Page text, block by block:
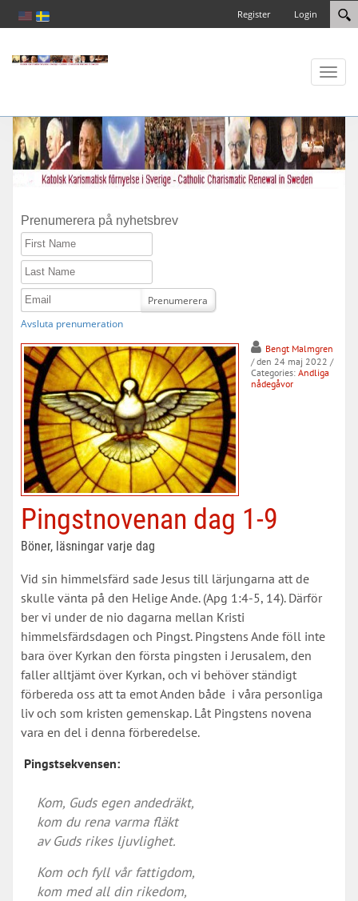
Login
Register
Toggle
Prenumerera på nyhetsbrev
First Name
Last Name
Email
Prenumerera
Avsluta prenumeration
Bengt Malmgren
/ den 24 maj 2022 /
Categories: Andliga
nådegåvor
Pingstnovenan dag 1-9
Böner, läsningar varje dag
Vid sin himmelsfärd sade Jesus till lärjungarna att de
skulle vänta på den Helige Ande. (Apg 1:4-5, 14). Därför
ber vi under de nio dagarna mellan Kristi
himmelsfärdsdagen och Pingst. Pingstens Ande föll inte
bara över Kyrkan den första pingsten i Jerusalem, den
faller alltjämt över Kyrkan, och vi behöver ständigt
förbereda oss att ta emot Anden både i våra personliga
liv och som kristen gemenskap. Låt Pingstens novena
vara en del i denna förberedelse.
Pingstsekvensen:
Kom, Guds egen andedräkt,
kom du rena varma fläkt
av Guds rikes ljuvlighet.
Kom och fyll vår fattigdom,
kom med all din rikedom,